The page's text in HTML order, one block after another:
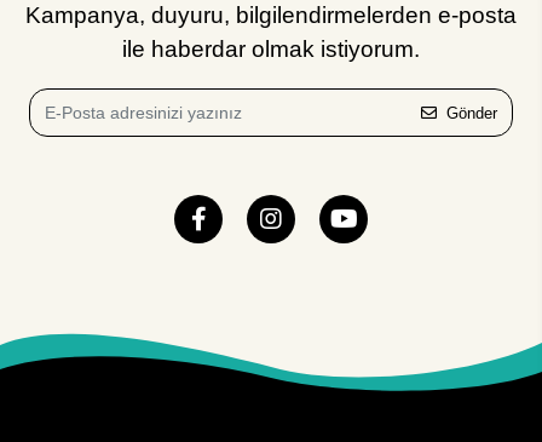
Kampanya, duyuru, bilgilendirmelerden e-posta
ile haberdar olmak istiyorum.
Gönder